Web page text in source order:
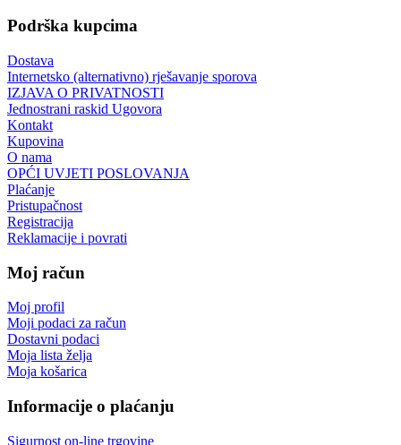
Podrška kupcima
Dostava
Internetsko (alternativno) rješavanje sporova
IZJAVA O PRIVATNOSTI
Jednostrani raskid Ugovora
Kontakt
Kupovina
O nama
OPĆI UVJETI POSLOVANJA
Plaćanje
Pristupačnost
Registracija
Reklamacije i povrati
Moj račun
Moj profil
Moji podaci za račun
Dostavni podaci
Moja lista želja
Moja košarica
Informacije o plaćanju
Sigurnost on-line trgovine